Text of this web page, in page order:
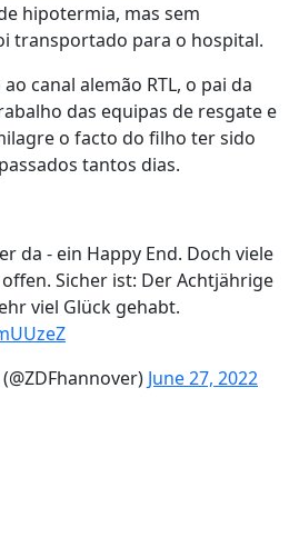
hipotermia, mas sem
transportado para o hospital.
canal alemão RTL, o pai da
das equipas de resgate e
o facto do filho ter sido
tantos dias.
da - ein Happy End. Doch viele
Sicher ist: Der Achtjährige
viel Glück gehabt.
June 27, 2022